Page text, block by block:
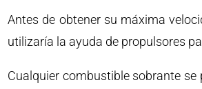
Antes de obtener su máxima
utilizaría la ayuda de propulsores
Cualquier combustible sobrante